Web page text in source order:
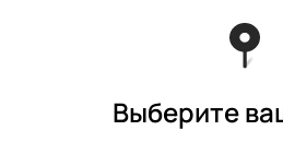
Политика
Выберите